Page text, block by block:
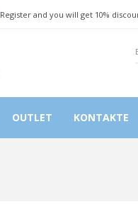
Register and you will get 10%
OUTLET KONTAKTE